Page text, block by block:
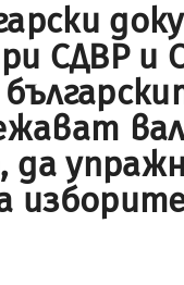
СДВР
да